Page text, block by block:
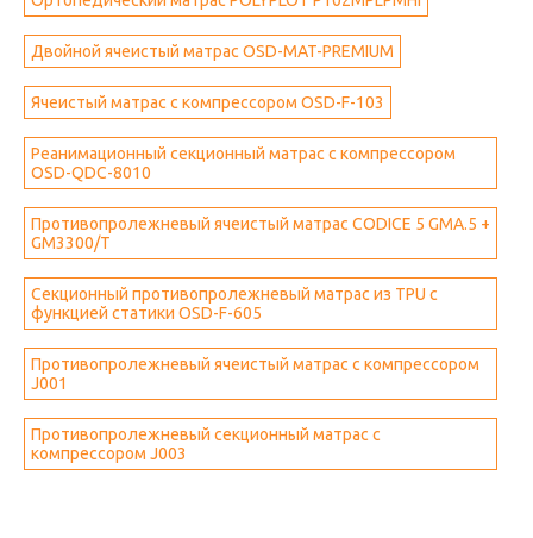
Двойной ячеистый матрас OSD-MAT-PREMIUM
Ячеистый матрас с компрессором OSD-F-103
Реанимационный секционный матрас с компрессором
OSD-QDC-8010
Противопролежневый ячеистый матрас CODICE 5 GMA.5 +
GM3300/T
Секционный противопролежневый матрас из TPU с
функцией статики OSD-F-605
Противопролежневый ячеистый матрас с компрессором
J001
Противопролежневый секционный матрас с
компрессором J003